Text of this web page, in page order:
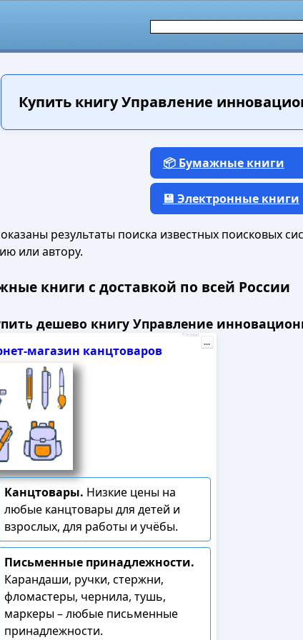
Купить книгуУправление
📦 Бумажные книги
💾 Электронные книги
результаты поиска известных поисковых
или автору.
книги с доставкой по всей России
дешево книгу Управление
магазин канцтоваров
Канцтовары. Низкие цены на
любые канцтовары для детей и
взрослых, для работы и учёбы.
Письменные принадлежности.
Карандаши, ручки, стержни,
фломастеры, чернила, тушь,
маркеры – любые письменные
принадлежности.
Реклама
...